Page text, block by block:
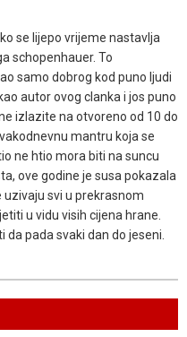
se lijepo vrijeme nastavlja
schopenhauer. To
samo dobrog kod puno ljudi
autor ovog clanka i jos puno
izlazite na otvoreno od 10 do
mantru koja se
ne htio mora biti na suncu
ove godine je susa pokazala
uzivaju svi u prekrasnom
u vidu visih cijena hrane.
pada svaki dan do jeseni.